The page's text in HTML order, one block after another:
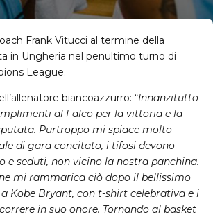
Frank Vitucci al termine della
in Ungheria nel penultimo turno di
League.
biancoazzurro: “Innanzitutto
al Falco per la vittoria e la
Purtroppo mi spiace molto
di gara concitato, i tifosi devono
e seduti, non vicino la nostra panchina.
mi rammarica ciò dopo il bellissimo
Kobe Bryant, con t-shirt celebrativa e i
in suo onore. Tornando al basket